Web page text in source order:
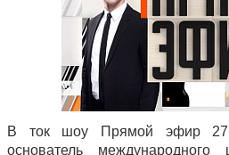
В ток шоу Прямой эфир 27
основатель